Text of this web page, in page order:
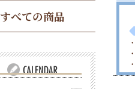
すべての商品